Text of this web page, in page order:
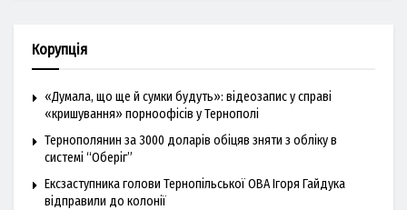
Корупція
«Думала, що ще й сумки будуть»: відеозапис у справі
«кришування» порноофісів у Тернополі
Тернополянин за 3000 доларів обіцяв зняти з обліку в
системі “Оберіг”
Ексзаступника голови Тернопільської ОВА Ігоря Гайдука
відправили до колонії